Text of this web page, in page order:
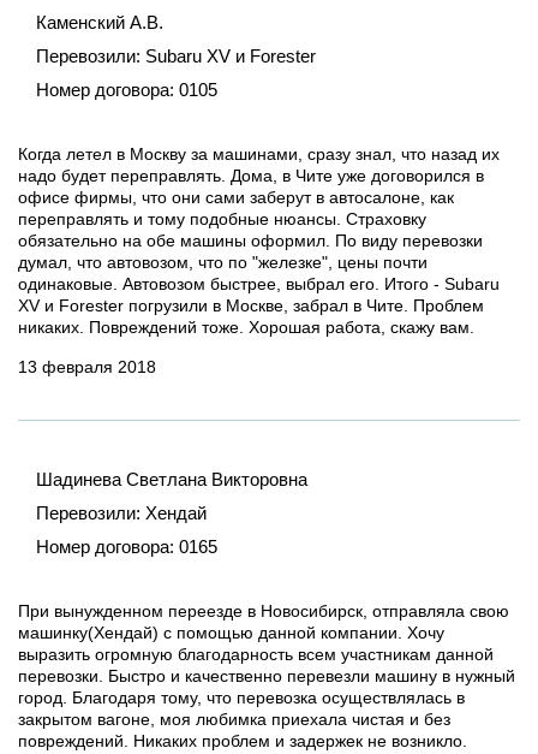
Каменский А.В.
Перевозили: Subaru XV и Forester
Номер договора: 0105
Когда летел в Москву за машинами, сразу знал, что назад их
надо будет переправлять. Дома, в Чите уже договорился в
офисе фирмы, что они сами заберут в автосалоне, как
переправлять и тому подобные нюансы. Страховку
обязательно на обе машины оформил. По виду перевозки
думал, что автовозом, что по "железке", цены почти
одинаковые. Автовозом быстрее, выбрал его. Итого - Subaru
XV и Forester погрузили в Москве, забрал в Чите. Проблем
никаких. Повреждений тоже. Хорошая работа, скажу вам.
13 февраля 2018
Шадинева Светлана Викторовна
Перевозили: Хендай
Номер договора: 0165
При вынужденном переезде в Новосибирск, отправляла свою
машинку(Хендай) с помощью данной компании. Хочу
выразить огромную благодарность всем участникам данной
перевозки. Быстро и качественно перевезли машину в нужный
город. Благодаря тому, что перевозка осуществлялась в
закрытом вагоне, моя любимка приехала чистая и без
повреждений. Никаких проблем и задержек не возникло.